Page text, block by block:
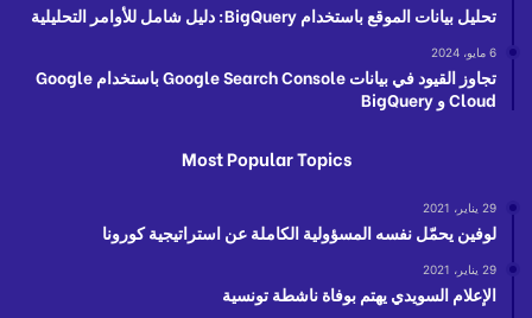
تحليل بيانات الموقع باستخدام BigQuery: دليل شامل للأوامر التحليلية
6 مايو، 2024
تجاوز القيود في بيانات Google Search Console باستخدام Google
Cloud و BigQuery
Most Popular Topics
29 يناير، 2021
لوفين يحمّل نفسه المسؤولية الكاملة عن استراتيجية كورونا
29 يناير، 2021
الإعلام السويدي يهتم بوفاة ناشطة تونسية